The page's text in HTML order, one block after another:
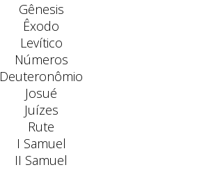
Gênesis
Êxodo
Levítico
Números
Deuteronômio
Josué
Juízes
Rute
I Samuel
II Samuel